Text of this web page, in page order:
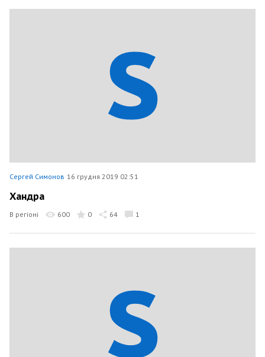
Сергей Симонов 16 грудня 2019 02:51
Хандра
В регіоні 600 0 64 1